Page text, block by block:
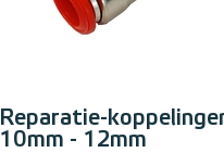
Reparatie-
10mm - 12mm